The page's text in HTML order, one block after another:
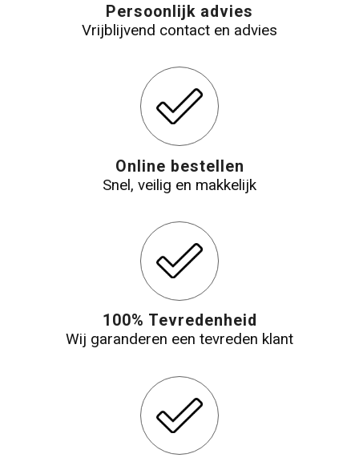
Persoonlijk advies
Vrijblijvend contact en advies
Online bestellen
Snel, veilig en makkelijk
100% Tevredenheid
Wij garanderen een tevreden klant